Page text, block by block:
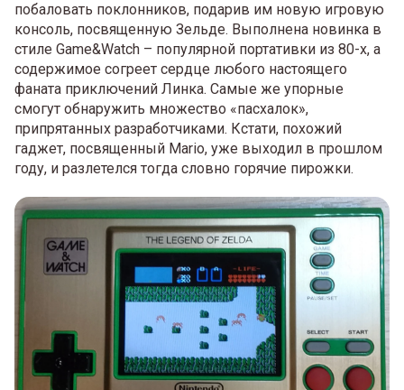
побаловать поклонников, подарив им новую игровую
консоль, посвященную Зельде. Выполнена новинка в
стиле Game&Watch – популярной портативки из 80-х, а
содержимое согреет сердце любого настоящего
фаната приключений Линка. Самые же упорные
смогут обнаружить множество «пасхалок»,
припрятанных разработчиками. Кстати, похожий
гаджет, посвященный Mario, уже выходил в прошлом
году, и разлетелся тогда словно горячие пирожки.